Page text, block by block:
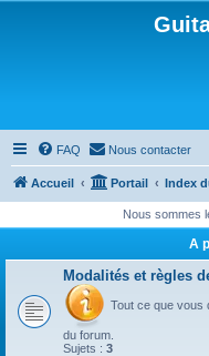
FAQ Nous contacter
Accueil Portail Index
Nous sommes
A
Modalités et règles
Tout ce que vous
du forum.
Sujets : 3